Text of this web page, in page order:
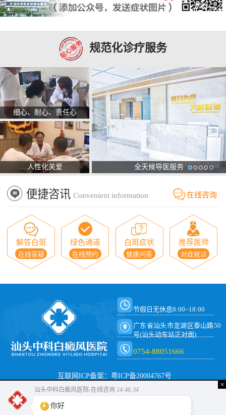
规范化诊疗服务
细心、耐心、责任心
人性化关爱 全天候导医服务
便捷咨讯 Convenient information 在线咨询
解答白斑
在线答疑
绿色通道
在线预约
白斑症状
健康问答
推荐医师
对症就诊
节假日无休息8:00~18:00
广东省汕头市龙湖区泰山路50
号(汕头动车站正对面)
0754-88051666
互联网ICP备案：粤ICP备20004767号
×
汕头中科白癜风医院-在线咨询 14:46:34
你好，是